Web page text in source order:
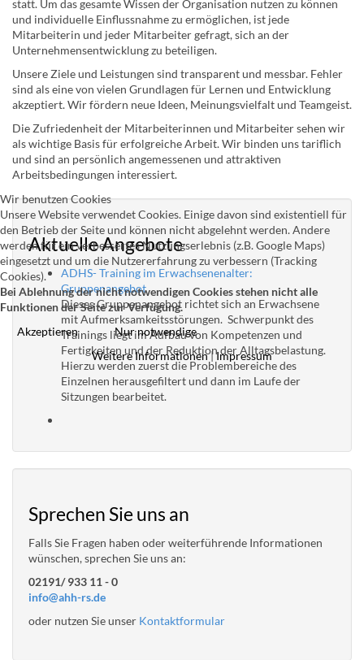
statt. Um das gesamte Wissen der Organisation nutzen zu können
und individuelle Einflussnahme zu ermöglichen, ist jede
Mitarbeiterin und jeder Mitarbeiter gefragt, sich an der
Unternehmensentwicklung zu beteiligen.
Unsere Ziele und Leistungen sind transparent und messbar. Fehler
sind als eine von vielen Grundlagen für Lernen und Entwicklung
akzeptiert. Wir fördern neue Ideen, Meinungsvielfalt und Teamgeist.
Die Zufriedenheit der Mitarbeiterinnen und Mitarbeiter sehen wir
als wichtige Basis für erfolgreiche Arbeit. Wir binden uns tariflich
und sind an persönlich angemessenen und attraktiven
Arbeitsbedingungen interessiert.
Aktuelle Angebote
ADHS- Training im Erwachsenenalter:
Gruppenangebot
Dieses Gruppenangebot richtet sich an Erwachsene
mit Aufmerksamkeitsstörungen. Schwerpunkt des
Trainings liegt im Aufbau von Kompetenzen und
Fertigkeiten und der Reduktion der Alltagsbelastung.
Hierzu werden zuerst die Problembereiche des
Einzelnen herausgefiltert und dann im Laufe der
Sitzungen bearbeitet.
Sprechen Sie uns an
Falls Sie Fragen haben oder weiterführende Informationen
wünschen, sprechen Sie uns an:
02191/ 933 11 - 0
info@ahh-rs.de
oder nutzen Sie unser Kontaktformular
Wir benutzen Cookies
Unsere Website verwendet Cookies. Einige davon sind existentiell für
den Betrieb der Seite und können nicht abgelehnt werden. Andere
werden für ein verbessertes Nutzungserlebnis (z.B. Google Maps)
eingesetzt und um die Nutzererfahrung zu verbessern (Tracking
Cookies).
Bei Ablehnung der nicht notwendigen Cookies stehen nicht alle
Funktionen der Seite zur Verfügung.
Akzeptieren
Nur notwendige
Weitere Informationen|Impressum